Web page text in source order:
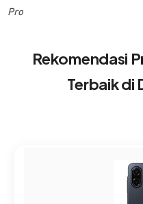
Pro
Rekomendasi
Terbaik di